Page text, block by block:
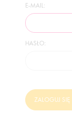
E-MAIL:
HASŁO:
ZALOGUJ SIĘ